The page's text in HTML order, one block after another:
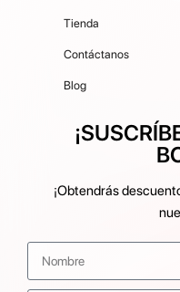
Tienda
Contáctanos
Blog
¡Obtendrás